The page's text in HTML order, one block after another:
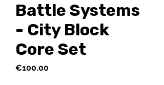
Battle Systems
- City Block
Core Set
€100.00